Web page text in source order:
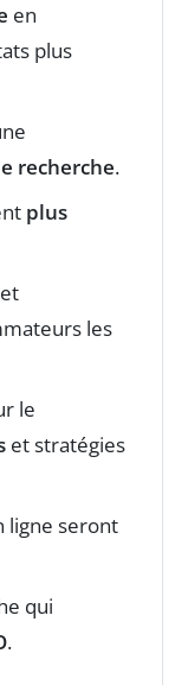
en
plus
recherche.
plus
les
le
et stratégies
ligne seront
qui
.